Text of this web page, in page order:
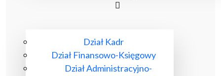
Dział Kadr
Dział Finansowo-Księgowy
Dział Administracyjno-